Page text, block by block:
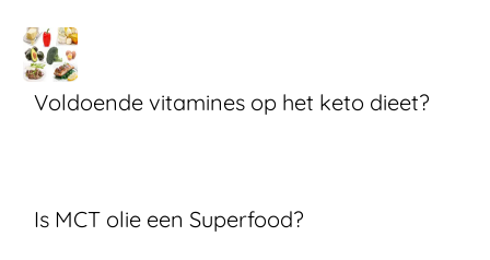
Voldoende vitamines op het keto dieet?
Is MCT olie een Superfood?